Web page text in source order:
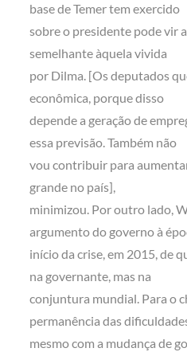
base de Temer tem exercido
sobre o presidente pode vir
semelhante àquela vivida
por Dilma. [Os deputados
econômica, porque disso
depende a geração de
essa previsão. Também não
vou contribuir para
grande no país],
minimizou. Por outro lado,
argumento do governo à
início da crise, em 2015, de
na governante, mas na
conjuntura mundial. Para o
permanência das
mesmo com a mudança de